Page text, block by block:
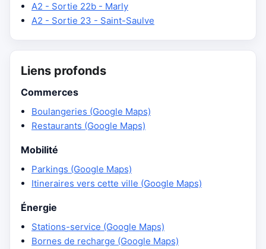
A2 - Sortie 22b - Marly
A2 - Sortie 23 - Saint-Saulve
Liens profonds
Commerces
Boulangeries (Google Maps)
Restaurants (Google Maps)
Mobilité
Parkings (Google Maps)
Itineraires vers cette ville (Google Maps)
Énergie
Stations-service (Google Maps)
Bornes de recharge (Google Maps)